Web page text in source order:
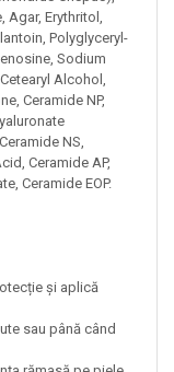
Agar, Erythritol,
Polyglyceryl-
Sodium
Alcohol,
Ceramide NP,
NS,
Ceramide AP,
Ceramide EOP.
și aplică
sau până când